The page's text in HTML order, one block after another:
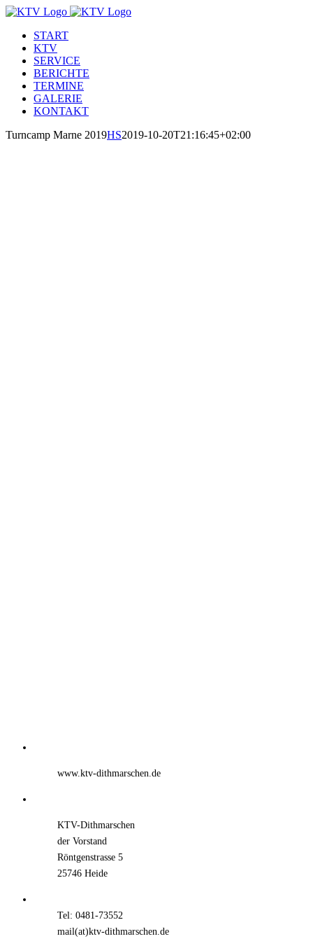
Zum
springenSTART
KTV
SERVICE
BERICHTE
TERMINE
GALERIE
KONTAKT
Turncamp Marne 2019HS2019-10-20T21:16:45+02:00
www.ktv-dithmarschen.de
KTV-Dithmarschen
der Vorstand
Röntgenstrasse 5
25746 Heide
Tel: 0481-73552
mail(at)ktv-dithmarschen.de